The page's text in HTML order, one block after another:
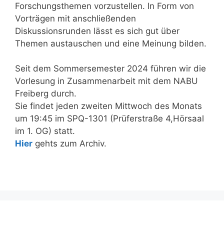
Forschungsthemen vorzustellen. In Form von
Vorträgen mit anschließenden
Diskussionsrunden lässt es sich gut über
Themen austauschen und eine Meinung bilden.
Seit dem Sommersemester 2024 führen wir die
Vorlesung in Zusammenarbeit mit dem NABU
Freiberg durch.
Sie findet jeden zweiten Mittwoch des Monats
um 19:45 im SPQ-1301 (Prüferstraße 4,Hörsaal
im 1. OG) statt.
Hier gehts zum Archiv.